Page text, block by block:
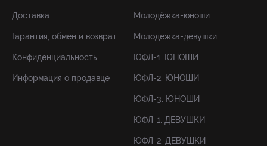
Доставка
Гарантия, обмен и возврат
Конфиденциальность
Информация о продавце
Молодёжка-юноши
Молодёжка-девушки
ЮФЛ-1. ЮНОШИ
ЮФЛ-2. ЮНОШИ
ЮФЛ-3. ЮНОШИ
ЮФЛ-1. ДЕВУШКИ
ЮФЛ-2. ДЕВУШКИ